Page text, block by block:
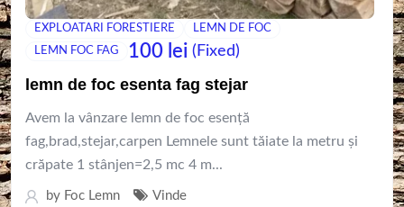
EXPLOATARI FORESTIERE
LEMN DE FOC
LEMN FOC FAG
100 lei (Fixed)
lemn de foc esenta fag stejar
Avem la vânzare lemn de foc esență
fag,brad,stejar,carpen Lemnele sunt tăiate la metru și
crăpate 1 stânjen=2,5 mc 4 m...
by Foc Lemn Vinde